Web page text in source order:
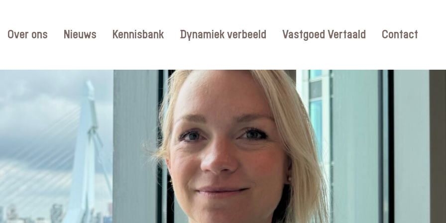
Over ons Nieuws Kennisbank Dynamiek verbeeld Vastgoed Vertaald Contact